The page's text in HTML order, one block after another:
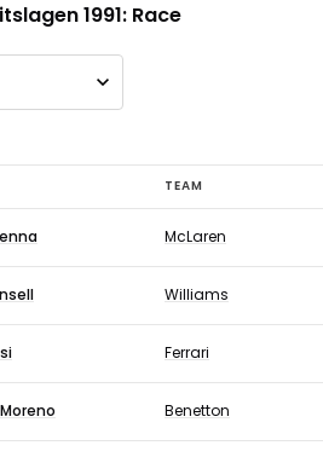
1991: Race
TEAM
McLaren
Williams
Ferrari
Benetton